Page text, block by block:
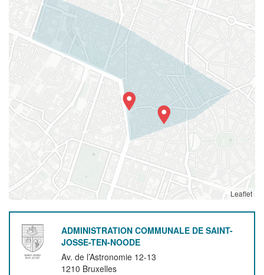
Leaflet
ADMINISTRATION COMMUNALE DE SAINT-
JOSSE-TEN-NOODE
Av. de l’Astronomie 12-13
1210 Bruxelles